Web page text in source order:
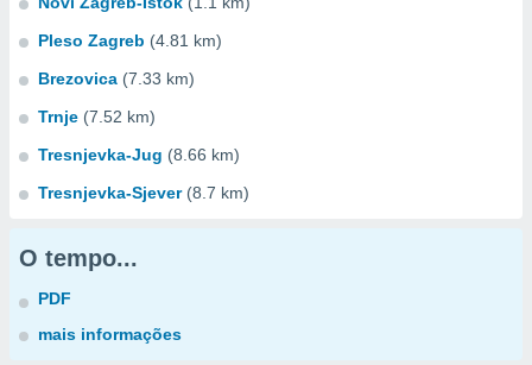
Pleso Zagreb (4.81 km)
Brezovica (7.33 km)
Trnje (7.52 km)
Tresnjevka-Jug (8.66 km)
Tresnjevka-Sjever (8.7 km)
O tempo...
PDF
mais informações